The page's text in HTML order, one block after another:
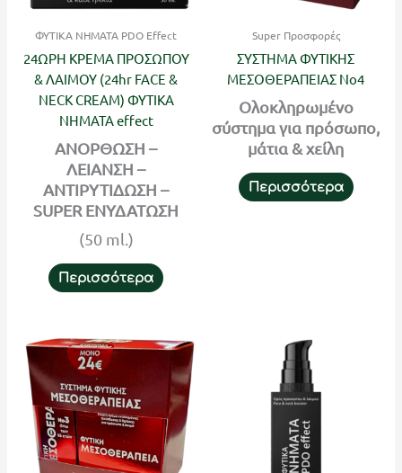
ΦΥΤΙΚΑ ΝΗΜΑΤΑ PDO Effect
24ΩΡΗ ΚΡΕΜΑ ΠΡΟΣΩΠΟΥ
& ΛΑΙΜΟΥ (24hr FACE &
NECK CREAM) ΦΥΤΙΚΑ
ΝΗΜΑΤΑ effect
ΑΝΟΡΘΩΣΗ –
ΛΕΙΑΝΣΗ –
ΑΝΤΙΡΥΤΙΔΩΣΗ –
SUPER ΕΝΥΔΑΤΩΣΗ
(50 ml.)
Περισσότερα
Super Προσφορές
ΣΥΣΤΗΜΑ ΦΥΤΙΚΗΣ
ΜΕΣΟΘΕΡΑΠΕΙΑΣ Νο4
Ολοκληρωμένο
σύστημα για πρόσωπο,
μάτια & χείλη
Περισσότερα